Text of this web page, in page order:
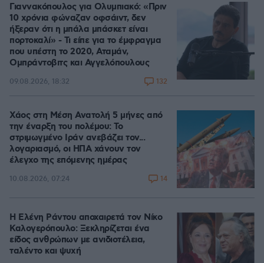
Γιαννακόπουλος για Ολυμπιακό: «Πριν
10 χρόνια φώναζαν οφσάιντ, δεν
ήξεραν ότι η μπάλα μπάσκετ είναι
πορτοκαλί» - Τι είπε για το έμφραγμα
που υπέστη το 2020, Αταμάν,
Ομπράντοβιτς και Αγγελόπουλους
09.08.2026, 18:32 132
Χάος στη Μέση Ανατολή 5 μήνες από
την έναρξη του πολέμου: Το
στριμωγμένο Ιράν ανεβάζει τον...
λογαριασμό, οι ΗΠΑ χάνουν τον
έλεγχο της επόμενης ημέρας
10.08.2026, 07:24 14
Η Ελένη Ράντου αποχαιρετά τον Νίκο
Καλογερόπουλο: Ξεκληρίζεται ένα
είδος ανθρώπων με ανιδιοτέλεια,
ταλέντο και ψυχή